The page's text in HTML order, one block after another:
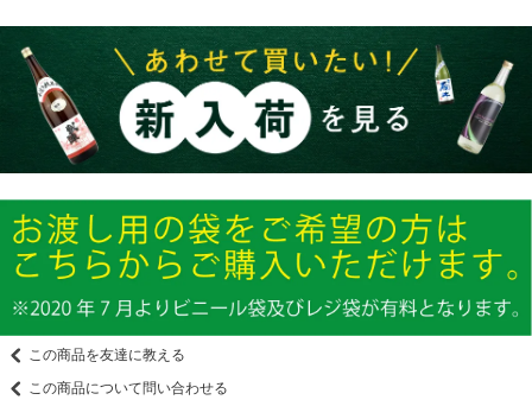
この商品を友達に教える
この商品について問い合わせる